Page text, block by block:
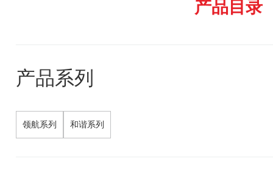
产品目录
产品系列
领航系列 和谐系列